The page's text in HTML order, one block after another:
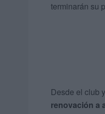
terminarán su
Desde el club
renovación a